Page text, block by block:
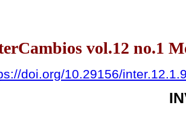
vol.12 no.1
doi.org/10.29156/